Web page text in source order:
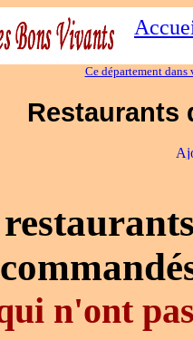
Ce département dans
Restaurants
n'ont